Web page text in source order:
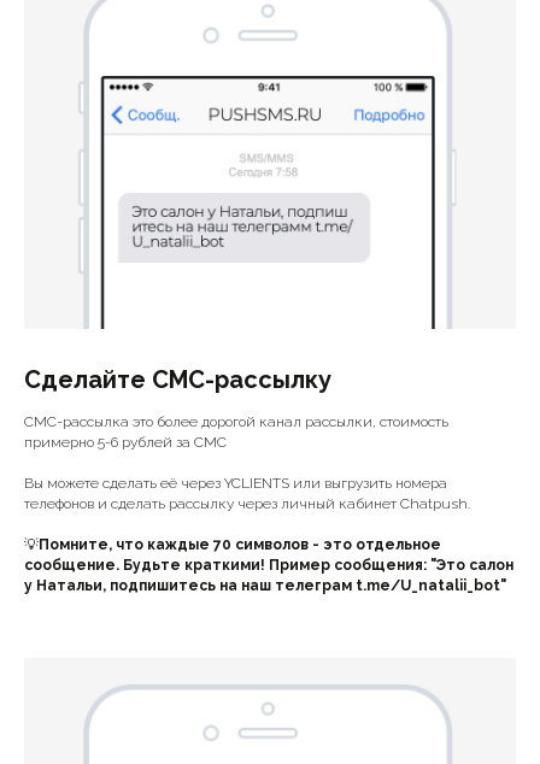
Сделайте СМС-рассылку
СМС-рассылка это более дорогой канал рассылки, стоимость
примерно 5-6 рублей за СМС
Вы можете сделать её через YCLIENTS или выгрузить номера
телефонов и сделать рассылку через личный кабинет Chatpush.
💡Помните, что каждые 70 символов - это отдельное
сообщение. Будьте краткими! Пример сообщения: "Это салон
у Натальи, подпишитесь на наш телеграм t.me/U_natalii_bot"